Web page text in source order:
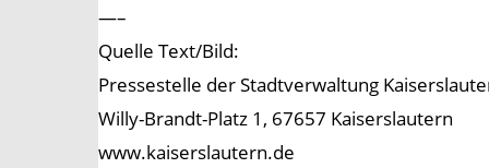
—–
Quelle Text/Bild:
Pressestelle der Stadtverwaltung
Willy-Brandt-Platz 1, 67657 Kaiserslautern
www.kaiserslautern.de